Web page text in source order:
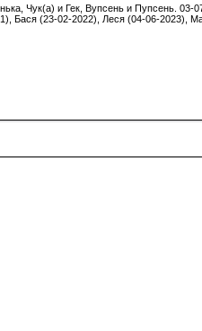
Чук(а) и Гек, Вупсень и Пупсень. 03-
Бася (23-02-2022), Леся (04-06-2023),